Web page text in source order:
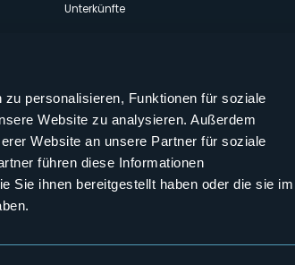
personalisieren, Funktionen für soziale
Website zu analysieren. Außerdem
Website an unsere Partner für soziale
führen diese Informationen
Sie ihnen bereitgestellt haben oder die sie im
Unterkünfte
Folgen Sie uns auf unseren sozialen